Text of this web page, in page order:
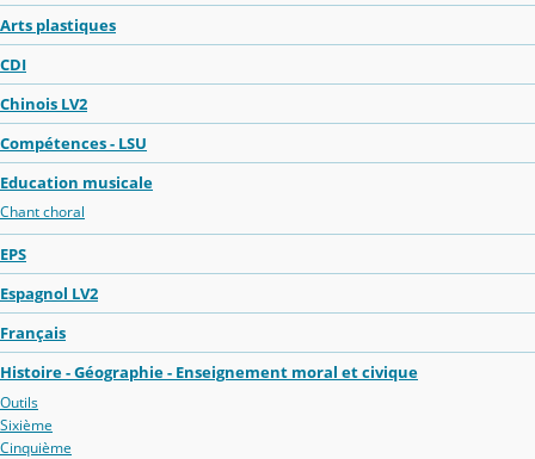
Arts plastiques
CDI
Chinois LV2
Compétences - LSU
Education musicale
Chant choral
EPS
Espagnol LV2
Français
Histoire - Géographie - Enseignement moral et civique
Outils
Sixième
Cinquième